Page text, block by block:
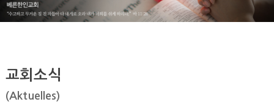
교회소식
(Aktuelles)